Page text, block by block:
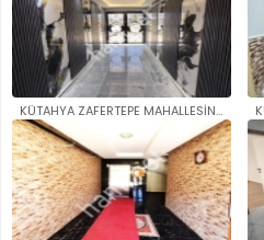
KÜTAHYA ZAFERTEPE MAHALLESİNDE..